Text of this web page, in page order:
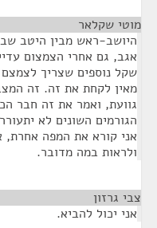
מוטי שקלאר
היושב-ראש מבין היטב
שקל נוספים שצריך לצמצם
מאין לקחת את זה. זה
גוועת, ואמר את זה חבר
הגורמים השונים לא
אני קורא את המפה אחרת,
ולראות במה מדובר.
צבי גרזון
אני יכול להביא.